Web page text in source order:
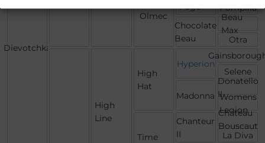
Dievotchka
High
Line
Olmec
High
Hat
Time
Pago
Chocolate
Beau
Hyperion
Madonna
Chanteur
II
Pompilia
Beau
Max
Otra
Selene
Donatello
IIWomens
Legion
Chateau
Bouscaut
La Diva